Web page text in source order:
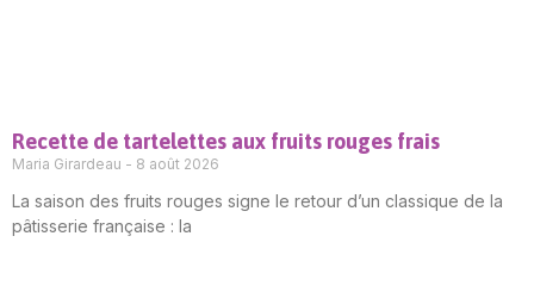
Recette de tartelettes aux fruits rouges frais
Maria Girardeau 8 août 2026
La saison des fruits rouges signe le retour d’un classique de la
pâtisserie française : la